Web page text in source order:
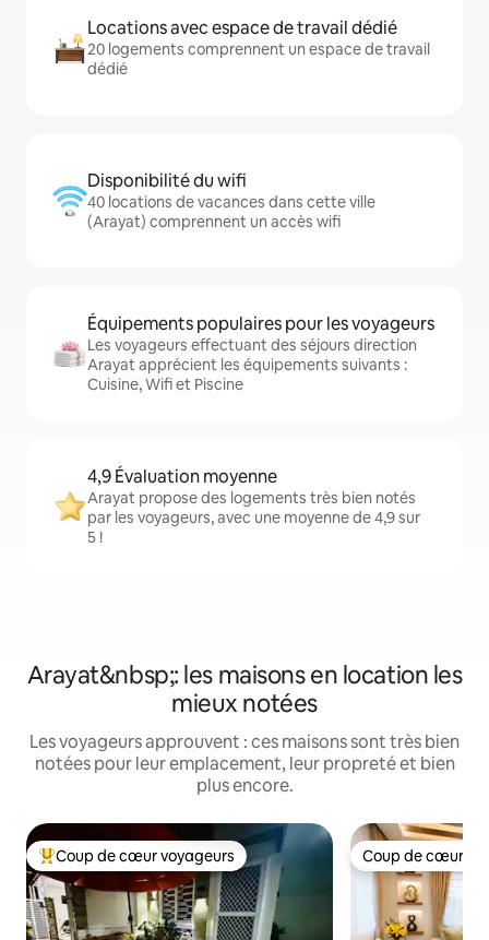
Locations avec espace de travail dédié
20 logements comprennent un espace de travail
dédié
Disponibilité du wifi
40 locations de vacances dans cette ville
(Arayat) comprennent un accès wifi
Équipements populaires pour les voyageurs
Les voyageurs effectuant des séjours direction
Arayat apprécient les équipements suivants :
Cuisine, Wifi et Piscine
4,9 Évaluation moyenne
Arayat propose des logements très bien notés
par les voyageurs, avec une moyenne de 4,9 sur
5 !
Arayat&nbsp;: les maisons en location les
mieux notées
Les voyageurs approuvent : ces maisons sont très bien
notées pour leur emplacement, leur propreté et bien
plus encore.
Coups de cœur voyageurs les plus appréciés
Coup de cœur voyageurs Coup de cœur
Coup de cœur